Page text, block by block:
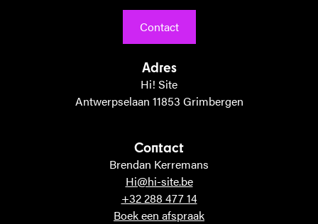
Contact
Adres
Hi! Site
Antwerpselaan 11853 Grimbergen
Contact
Brendan Kerremans
Hi@hi-site.be
+32 288 477 14
Boek een afspraak